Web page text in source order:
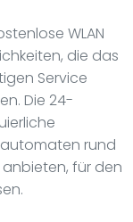
WLAN
die das
Service
Die 24-
rund
anbieten, für den